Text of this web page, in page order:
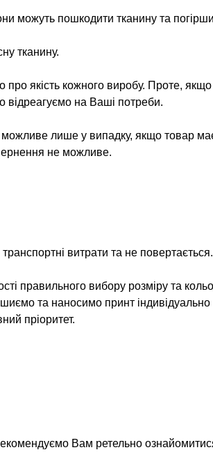
можуть пошкодити тканину та
тканину.
якість кожного виробу. Проте,
відреагуємо на Ваші потреби.
лише у випадку, якщо товар
не можливе.
витрати та не повертається.
правильного вибору розміру та
та наносимо принт індивідуально
пріоритет.
Вам ретельно